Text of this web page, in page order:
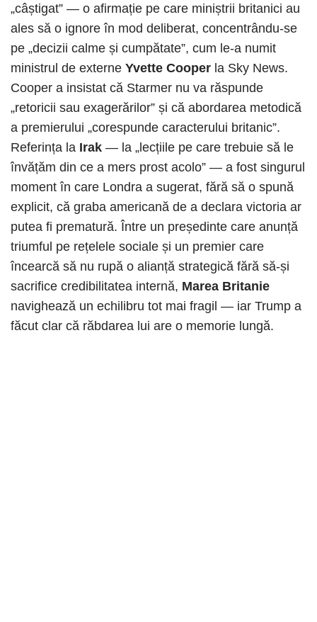
„câștigat” — o afirmație pe care miniștrii britanici au
ales să o ignore în mod deliberat, concentrându-se
pe „decizii calme și cumpătate”, cum le-a numit
ministrul de externe Yvette Cooper la Sky News.
Cooper a insistat că Starmer nu va răspunde
„retoricii sau exagerărilor” și că abordarea metodică
a premierului „corespunde caracterului britanic”.
Referința la Irak — la „lecțiile pe care trebuie să le
învățăm din ce a mers prost acolo” — a fost singurul
moment în care Londra a sugerat, fără să o spună
explicit, că graba americană de a declara victoria ar
putea fi prematură. Între un președinte care anunță
triumful pe rețelele sociale și un premier care
încearcă să nu rupă o alianță strategică fără să-și
sacrifice credibilitatea internă, Marea Britanie
navighează un echilibru tot mai fragil — iar Trump a
făcut clar că răbdarea lui are o memorie lungă.